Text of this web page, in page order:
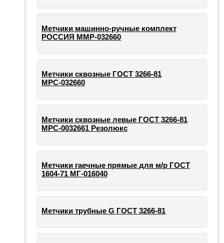
Метчики машинно-ручные комплект
РОССИЯ ММР-032660
Метчики сквозные ГОСТ 3266-81
МРС-032660
Метчики сквозные левые ГОСТ 3266-81
МРС-0032661 Резолюкс
Метчики гаечные прямые для м/р ГОСТ
1604-71 МГ-016040
Метчики трубные G ГОСТ 3266-81